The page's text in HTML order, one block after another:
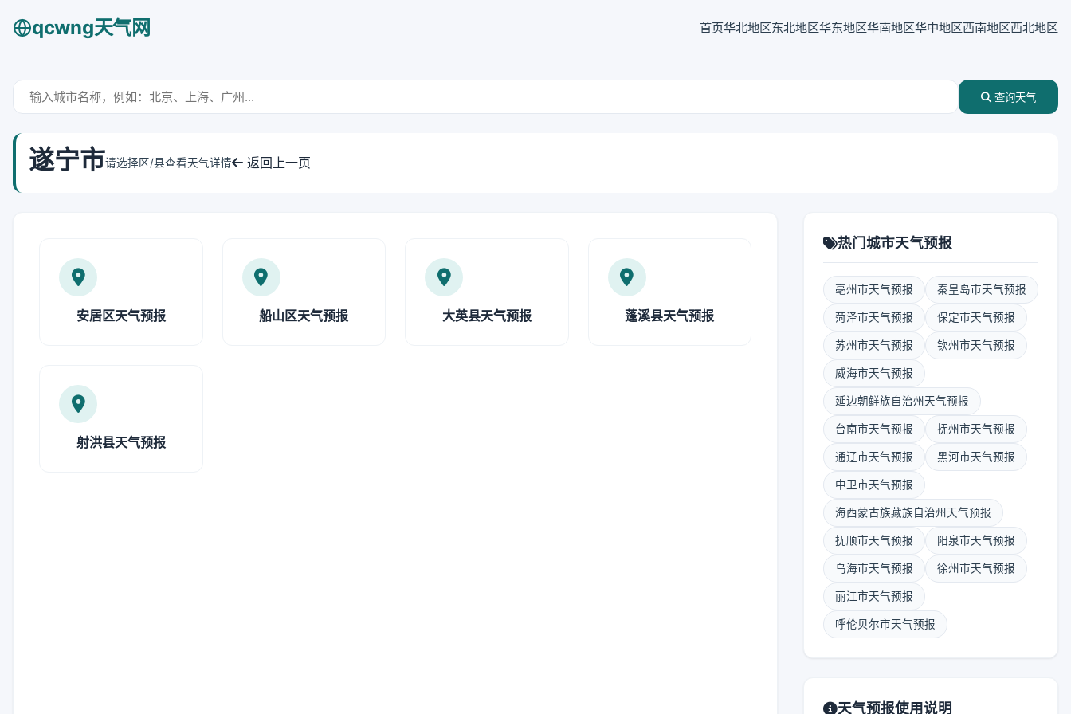
qcwng天气网 首页华北地区东北地区华东地区华南地区华中地区西南地区西北地区
查询天气
遂宁市请选择区/县查看天气详情 返回上一页
安居区天气预报 船山区天气预报 大英县天气预报 蓬溪县天气预报
射洪县天气预报
热门城市天气预报
亳州市天气预报 秦皇岛市天气预报
菏泽市天气预报 保定市天气预报
苏州市天气预报 钦州市天气预报
威海市天气预报
延边朝鲜族自治州天气预报
台南市天气预报 抚州市天气预报
通辽市天气预报 黑河市天气预报
中卫市天气预报
海西蒙古族藏族自治州天气预报
抚顺市天气预报 阳泉市天气预报
乌海市天气预报 徐州市天气预报
丽江市天气预报
呼伦贝尔市天气预报
天气预报使用说明